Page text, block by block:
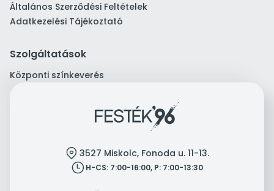
Általános Szerződési Feltételek
Adatkezelési Tájékoztató
Szolgáltatások
Központi színkeverés
location 3527 Miskolc, Fonoda u. 11-13.
clock H-CS: 7:00-16:00, P: 7:00-13:30